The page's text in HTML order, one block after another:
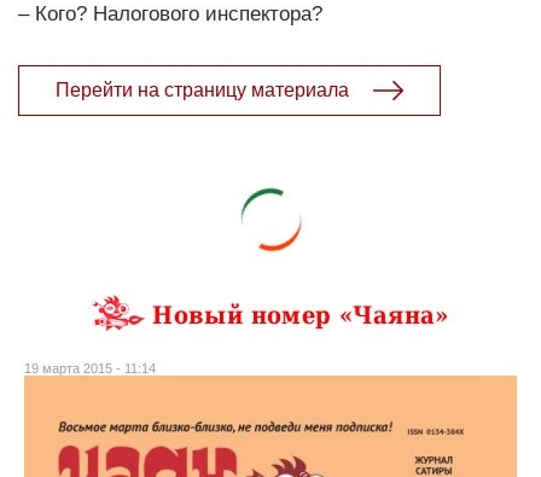
– Кого? Налогового инспектора?
Перейти на страницу материала
Новый номер «Чаяна»
19 марта 2015 - 11:14